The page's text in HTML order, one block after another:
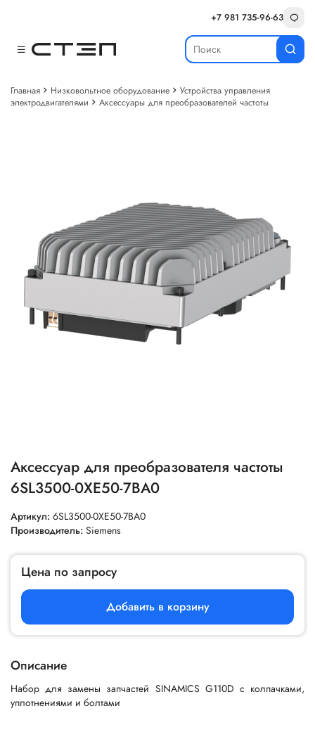
+7 981 735-96-63
Главная Низковольтное оборудование
Устройства управления
электродвигателями
Аксессуары для преобразователей частоты
Аксессуар для преобразователя частоты
6SL3500-0XE50-7BA0
Артикул: 6SL3500-0XE50-7BA0
Производитель: Siemens
Цена по запросу
Добавить в корзину
Описание
Набор для замены запчастей SINAMICS G110D с колпачками,
уплотнениями и болтами